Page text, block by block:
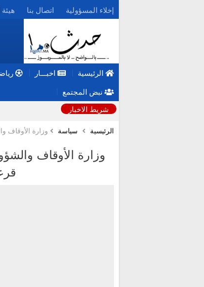
إخلاء المسؤولية اتصال بنا هيئة
الرئيسية اخبـــار
نبض المجتمع
شريط الاخبار
الرئيسية سياسة وزارة الأوقاف
وزارة الأوقاف